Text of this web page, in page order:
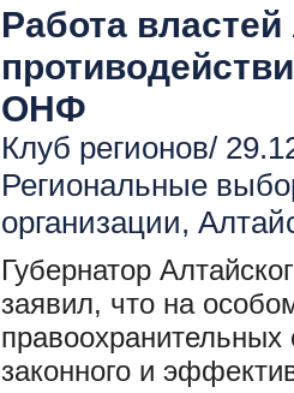
Работа
ОНФ
Клуб регионов/
Региональные
организации,
Губернатор
заявил, что на
правоохранительных
законного и